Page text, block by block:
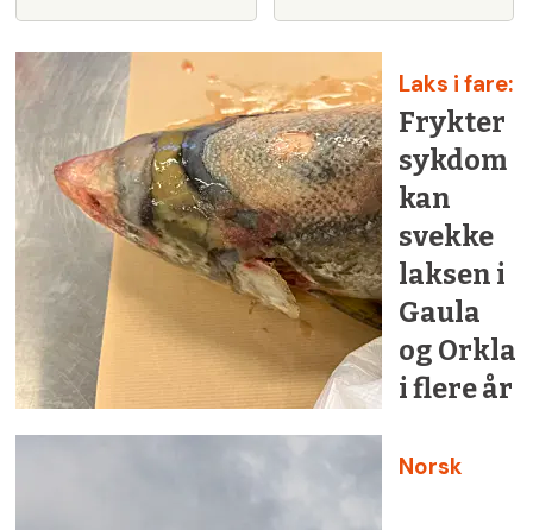
Laks i fare:
Frykter
sykdom
kan
svekke
laksen i
Gaula
og Orkla
i flere år
Norsk